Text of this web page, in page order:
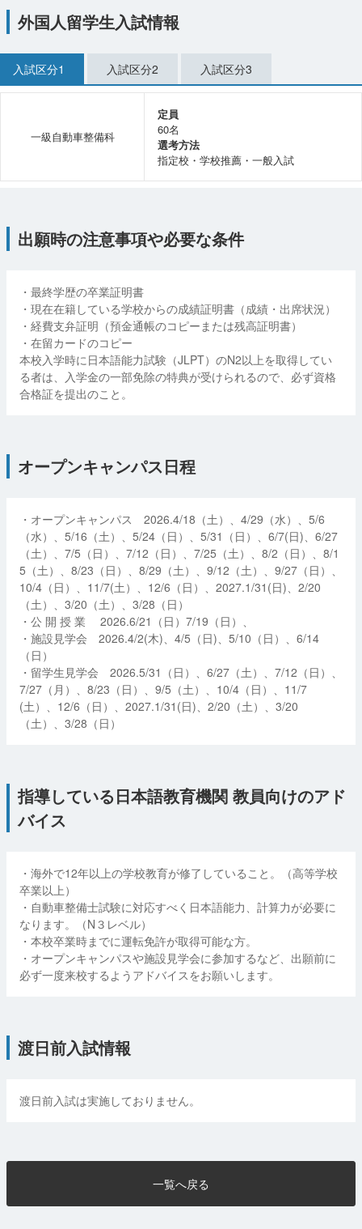
外国人留学生入試情報
入試区分1 入試区分2 入試区分3
一級自動車整備科
定員
60名
選考方法
指定校・学校推薦・一般入試
出願時の注意事項や必要な条件
・最終学歴の卒業証明書
・現在在籍している学校からの成績証明書（成績・出席状況）
・経費支弁証明（預金通帳のコピーまたは残高証明書）
・在留カードのコピー
本校入学時に日本語能力試験（JLPT）のN2以上を取得してい
る者は、入学金の一部免除の特典が受けられるので、必ず資格
合格証を提出のこと。
オープンキャンパス日程
・オープンキャンパス 2026.4/18（土）、4/29（水）、5/6
（水）、5/16（土）、5/24（日）、5/31（日）、6/7(日)、6/27
（土）、7/5（日）、7/12（日）、7/25（土）、8/2（日）、8/1
5（土）、8/23（日）、8/29（土）、9/12（土）、9/27（日）、
10/4（日）、11/7(土）、12/6（日）、2027.1/31(日)、2/20
（土）、3/20（土）、3/28（日）
・公 開 授 業 2026.6/21（日）7/19（日）、
・施設見学会 2026.4/2(木)、4/5（日)、5/10（日）、6/14
（日）
・留学生見学会 2026.5/31（日）、6/27（土）、7/12（日）、
7/27（月）、8/23（日）、9/5（土）、10/4（日）、11/7
(土）、12/6（日）、2027.1/31(日)、2/20（土）、3/20
（土）、3/28（日）
指導している日本語教育機関 教員向けのアド
バイス
・海外で12年以上の学校教育が修了していること。（高等学校
卒業以上）
・自動車整備士試験に対応すべく日本語能力、計算力が必要に
なります。（N３レベル）
・本校卒業時までに運転免許が取得可能な方。
・オープンキャンパスや施設見学会に参加するなど、出願前に
必ず一度来校するようアドバイスをお願いします。
渡日前入試情報
渡日前入試は実施しておりません。
一覧へ戻る